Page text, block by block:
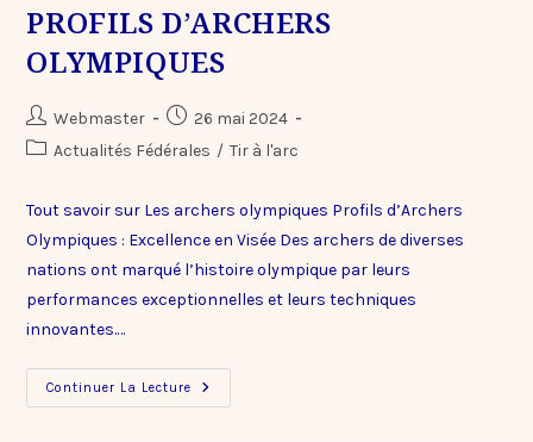
PROFILS D’ARCHERS
OLYMPIQUES
Webmaster
26 mai 2024
Actualités Fédérales / Tir à l'arc
Tout savoir sur Les archers olympiques Profils d’Archers
Olympiques : Excellence en Visée Des archers de diverses
nations ont marqué l’histoire olympique par leurs
performances exceptionnelles et leurs techniques
innovantes.…
Continuer La Lecture